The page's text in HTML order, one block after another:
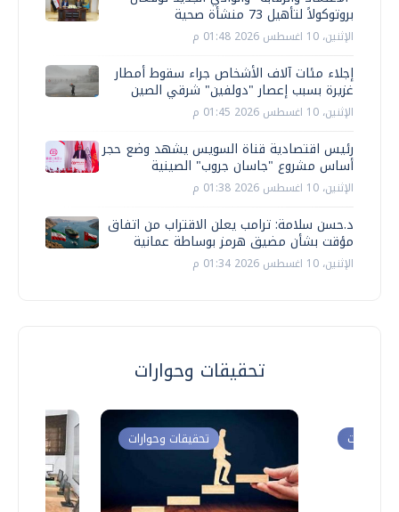
بروتوكولاً لتأهيل 73 منشأة صحية
الإثنين، 10 اغسطس 2026 01:48 م
إجلاء مئات آلاف الأشخاص جراء سقوط أمطار
غزيرة بسبب إعصار "دولفين" شرقي الصين
الإثنين، 10 اغسطس 2026 01:45 م
رئيس اقتصادية قناة السويس يشهد وضع حجر
أساس مشروع "جاسان جروب" الصينية
الإثنين، 10 اغسطس 2026 01:38 م
د.حسن سلامة: ترامب يعلن الاقتراب من اتفاق
مؤقت بشأن مضيق هرمز بوساطة عمانية
الإثنين، 10 اغسطس 2026 01:34 م
تحقيقات وحوارات
تحقيقات وحوارات وحوارات